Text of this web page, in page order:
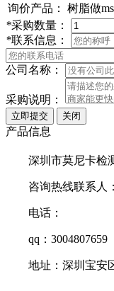
询价产品：
树脂做
*采购数量：
*联系信息：
公司名称：
采购说明：
产品信息
深圳市莫尼卡检测
咨询热线联系人
电话：
qq：3004807659
地址：深圳宝安区